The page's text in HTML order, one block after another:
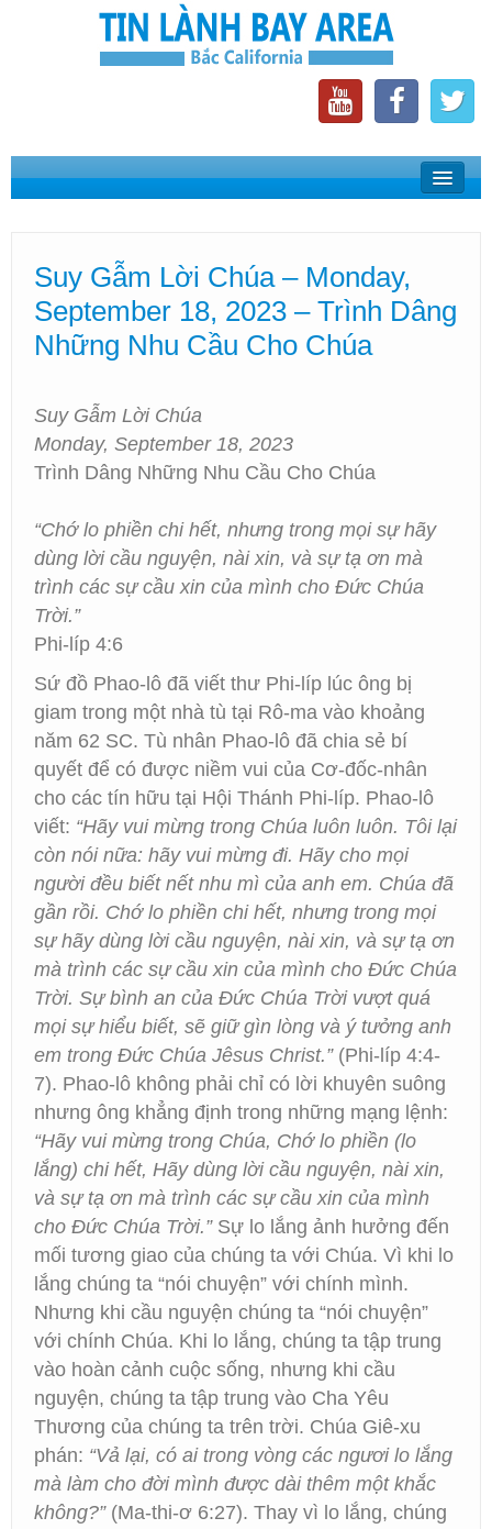
Home
Phát Thanh Tin Lành Bay Area
Các Hội Thánh Bắc California
Suy Gẫm Lời Chúa – Monday,
September 18, 2023 – Trình Dâng
Những Nhu Cầu Cho Chúa
Suy Gẫm Lời Chúa
Monday, September 18, 2023
Trình Dâng Những Nhu Cầu Cho Chúa
“Chớ lo phiền chi hết, nhưng trong mọi sự hãy
dùng lời cầu nguyện, nài xin, và sự tạ ơn mà
trình các sự cầu xin của mình cho Đức Chúa
Trời.”
Phi-líp 4:6
Sứ đồ Phao-lô đã viết thư Phi-líp lúc ông bị
giam trong một nhà tù tại Rô-ma vào khoảng
năm 62 SC. Tù nhân Phao-lô đã chia sẻ bí
quyết để có được niềm vui của Cơ-đốc-nhân
cho các tín hữu tại Hội Thánh Phi-líp. Phao-lô
viết: “Hãy vui mừng trong Chúa luôn luôn. Tôi lại
còn nói nữa: hãy vui mừng đi. Hãy cho mọi
người đều biết nết nhu mì của anh em. Chúa đã
gần rồi. Chớ lo phiền chi hết, nhưng trong mọi
sự hãy dùng lời cầu nguyện, nài xin, và sự tạ ơn
mà trình các sự cầu xin của mình cho Đức Chúa
Trời. Sự bình an của Đức Chúa Trời vượt quá
mọi sự hiểu biết, sẽ giữ gìn lòng và ý tưởng anh
em trong Đức Chúa Jêsus Christ.”(Phi-líp 4:4-
7). Phao-lô không phải chỉ có lời khuyên suông
nhưng ông khẳng định trong những mạng lệnh:
“Hãy vui mừng trong Chúa, Chớ lo phiền (lo
lắng) chi hết, Hãy dùng lời cầu nguyện, nài xin,
và sự tạ ơn mà trình các sự cầu xin của mình
cho Đức Chúa Trời.”Sự lo lắng ảnh hưởng đến
mối tương giao của chúng ta với Chúa. Vì khi lo
lắng chúng ta “nói chuyện” với chính mình.
Nhưng khi cầu nguyện chúng ta “nói chuyện”
với chính Chúa. Khi lo lắng, chúng ta tập trung
vào hoàn cảnh cuộc sống, nhưng khi cầu
nguyện, chúng ta tập trung vào Cha Yêu
Thương của chúng ta trên trời. Chúa Giê-xu
phán: “Vả lại, có ai trong vòng các ngươi lo lắng
mà làm cho đời mình được dài thêm một khắc
không?”(Ma-thi-ơ 6:27). Thay vì lo lắng, chúng